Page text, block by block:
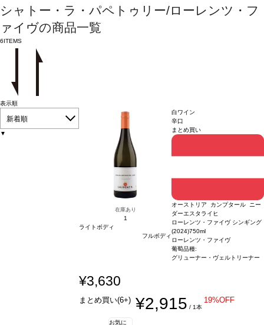
シャトー・ラ・パペトゥリー/ローレンツ・フ
ァイヴの商品一覧
6ITEMS
表示順
新着順
▼
在庫あり
1
ライトボディ
フルボディ
白ワイン
辛口
まとめ買い
オーストリア カンプタール ニー
ダーエスタライヒ
ローレンツ・ファイヴ シンギング
(2024)750ml
ローレンツ・ファイヴ
葡萄品種:
グリューナー・ヴェルトリーナー
¥3,630
まとめ買い(6+) ¥2,915 / 1本
19%OFF
お気に